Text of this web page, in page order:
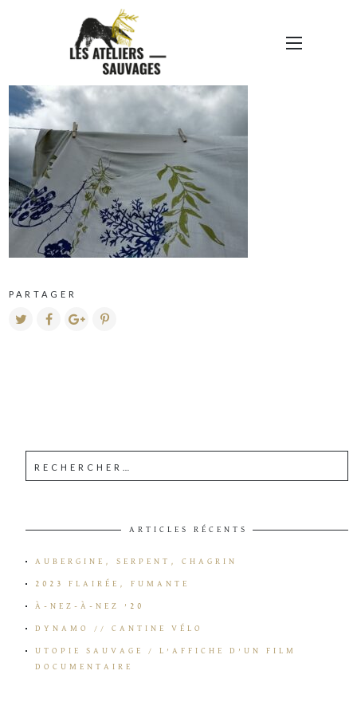
EXPO 06
PARTAGER
ARTICLES RÉCENTS
AUBERGINE, SERPENT, CHAGRIN
2023 FLAIRÉE, FUMANTE
À-NEZ-À-NEZ ’20
DYNAMO // CANTINE VÉLO
UTOPIE SAUVAGE / L’AFFICHE D’UN FILM
DOCUMENTAIRE